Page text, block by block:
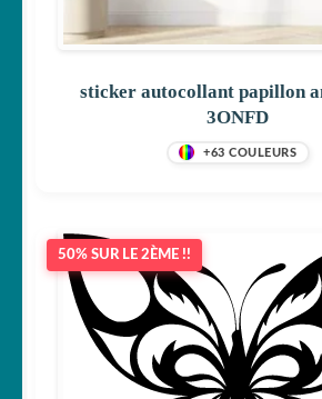
sticker autocollant papillon
3ONFD
+63 COULEURS
50% SUR LE 2ÈME !!